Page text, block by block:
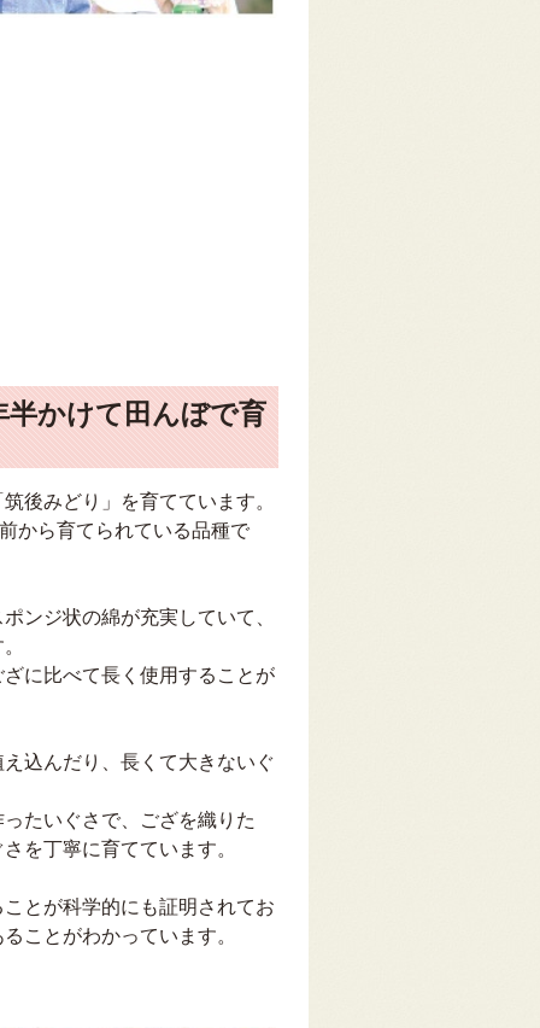
かけて田んぼで育
後みどり」を育てています。
から育てられている品種で
ンジ状の綿が充実していて、
に比べて長く使用することが
込んだり、長くて大きないぐ
たいぐさで、ござを織りた
を丁寧に育てています。
とが科学的にも証明されてお
ことがわかっています。